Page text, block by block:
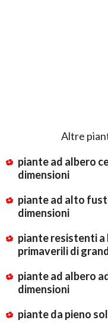
Altre
piante ad albero
dimensioni
piante ad alto
dimensioni
piante resistenti
primaverili di
piante ad albero
dimensioni
piante da pieno